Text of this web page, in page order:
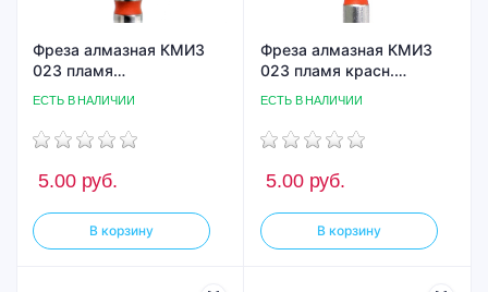
Фреза алмазная КМИЗ
023 пламя
ЕСТЬ В НАЛИЧИИ
5.00 руб.
В корзину
Фреза алмазная КМИЗ
023 пламя красн.
ЕСТЬ В НАЛИЧИИ
5.00 руб.
В корзину